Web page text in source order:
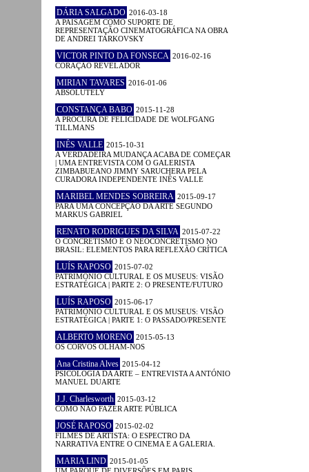
DÁRIA SALGADO 2016-03-18
A PAISAGEM COMO SUPORTE DE
REPRESENTAÇÃO CINEMATOGRÁFICA NA OBRA
DE ANDREI TARKOVSKY
VICTOR PINTO DA FONSECA 2016-02-16
CORAÇÃO REVELADOR
MIRIAN TAVARES 2016-01-06
ABSOLUTELY
CONSTANÇA BABO 2015-11-28
A PROCURA DE FELICIDADE DE WOLFGANG
TILLMANS
INÊS VALLE 2015-10-31
A VERDADEIRA MUDANÇA ACABA DE COMEÇAR
| UMA ENTREVISTA COM O GALERISTA
ZIMBABUEANO JIMMY SARUCHERA PELA
CURADORA INDEPENDENTE INÊS VALLE
MARIBEL MENDES SOBREIRA 2015-09-17
PARA UMA CONCEPÇÃO DA ARTE SEGUNDO
MARKUS GABRIEL
RENATO RODRIGUES DA SILVA 2015-07-22
O CONCRETISMO E O NEOCONCRETISMO NO
BRASIL: ELEMENTOS PARA REFLEXÃO CRÍTICA
LUÍS RAPOSO 2015-07-02
PATRIMÓNIO CULTURAL E OS MUSEUS: VISÃO
ESTRATÉGICA | PARTE 2: O PRESENTE/FUTURO
LUÍS RAPOSO 2015-06-17
PATRIMÓNIO CULTURAL E OS MUSEUS: VISÃO
ESTRATÉGICA | PARTE 1: O PASSADO/PRESENTE
ALBERTO MORENO 2015-05-13
OS CORVOS OLHAM-NOS
Ana Cristina Alves 2015-04-12
PSICOLOGIA DA ARTE – ENTREVISTA A ANTÓNIO
MANUEL DUARTE
J.J. Charlesworth 2015-03-12
COMO NÃO FAZER ARTE PÚBLICA
JOSÉ RAPOSO 2015-02-02
FILMES DE ARTISTA: O ESPECTRO DA
NARRATIVA ENTRE O CINEMA E A GALERIA.
MARIA LIND 2015-01-05